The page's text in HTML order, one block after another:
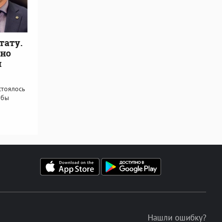
Нашли ошибку?